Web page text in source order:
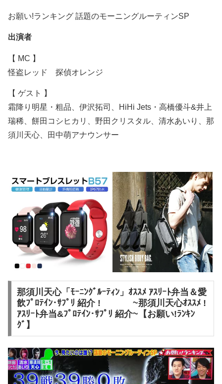
お願い!ランキング 話題のモーニングルーティンSP
出演者
【 МC 】
怪盗レッド 探偵オレンジ
【 ゲスト 】
霜降り明星・粗品、伊沢拓司、HiHi Jets・高橋優斗&井上
瑞稀、餅田コシヒカリ、野田クリスタル、清水あいり、那
須川天心、田中萌アナウンサー
那須川天心「ﾓｰﾆﾝｸﾞﾙｰﾃｨﾝ」ｵｽｽﾒ ｱｽﾘｰﾄ弁当＆愛
飲ﾌﾟﾛﾃｲﾝ･ｻﾌﾟﾘ 紹介 ! ~那須川天心ｵｽｽﾒ !
ｱｽﾘｰﾄ弁当&ﾌﾟﾛﾃｲﾝ･ｻﾌﾟﾘ 紹介~【お願い!ﾗﾝｷﾝ
ｸﾞ】